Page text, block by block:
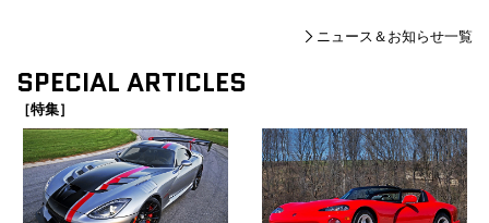
ニュース＆お知らせ一覧
SPECIAL ARTICLES
［特集］